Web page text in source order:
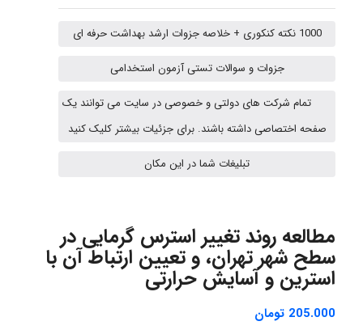
A.balandeh
Jafar Tym
1000 نکته کنکوری + خلاصه جزوات ارشد بهداشت حرفه ای
جزوات و سوالات تستی آزمون استخدامی
تمام شرکت های دولتی و خصوصی در سایت می توانند یک
صفحه اختصاصی داشته باشند. برای جزئیات بیشتر کلیک کنید
تبلیغات شما در این مکان
مطالعه روند تغییر استرس گرمایی در
سطح شهر تهران، و تعیین ارتباط آن با
استرین و آسایش حرارتی
205.000 تومان